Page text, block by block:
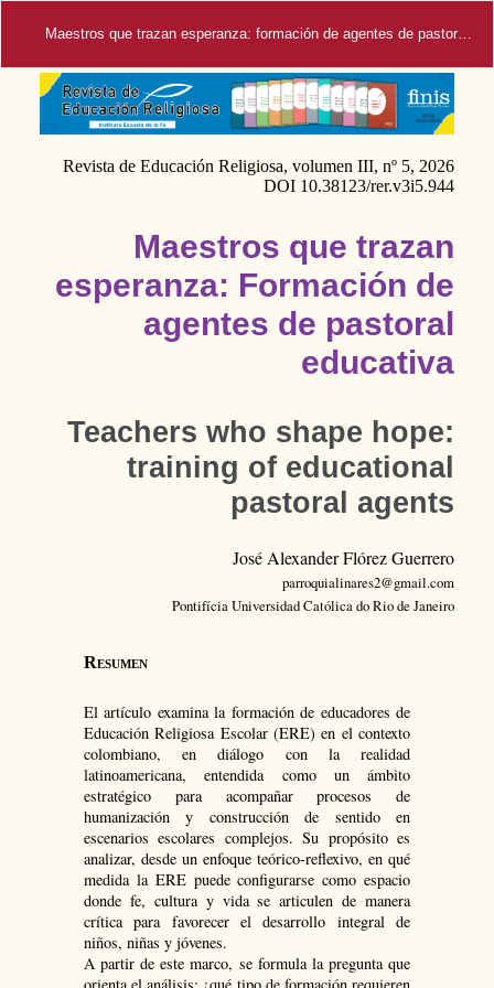
Maestros que trazan esperanza: formación de agentes de pastoral educativa